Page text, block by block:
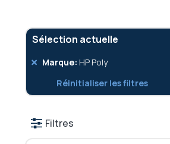
Sélection actuelle
Marque HP Poly
Retirer
élément
Réinitialiser les filtres
Filtres